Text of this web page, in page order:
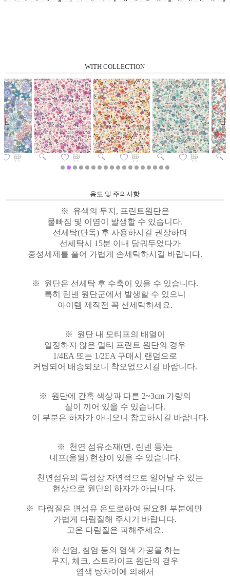
WITH COLLECTION
용도 및 주의사항
※ 유색의 무지, 프린트원단은
물빠짐 및 이염이 발생할 수 있습니다.
선세탁(단독) 후 사용하시길 권장하며
선세탁시 15분 이내 담궈두었다가
중성세제를 풀어 가볍게 손세탁하시길 바랍니다.
※ 원단은 선세탁 후 수축이 있을 수 있습니다.
특히 린넨 원단군에서 발생할 수 있으니
아이템 제작전 꼭 선세탁하세요.
※ 원단 내 모티프의 배열이
일정하지 않은 멀티 프린트 원단의 경우
1/4EA 또는 1/2EA 구매시 랜덤으로
커팅되어 배송되오니 착오없으시길 바랍니다.
※ 원단에 간혹 색상과 다른 2~3cm 가량의
실이 끼어 있을 수 있습니다.
이 부분은 하자가 아니오니 참고하시길 바랍니다.
※ 천연 섬유소재(면, 린넨 등)는
네프(올튐) 현상이 있을 수 있습니다.
천연섬유의 특성상 자연적으로 일어날 수 있는
현상으로 원단의 하자가 아닙니다.
※ 다림질은 면섬유 온도로하여 필요한 부분에만
가볍게 다림질해 주시기 바랍니다.
고온 다림질은 피해주세요.
※ 선염, 침염 등의 염색 가공을 하는
무지, 체크, 스트라이프 원단의 경우
염색 탕차이에 의해서